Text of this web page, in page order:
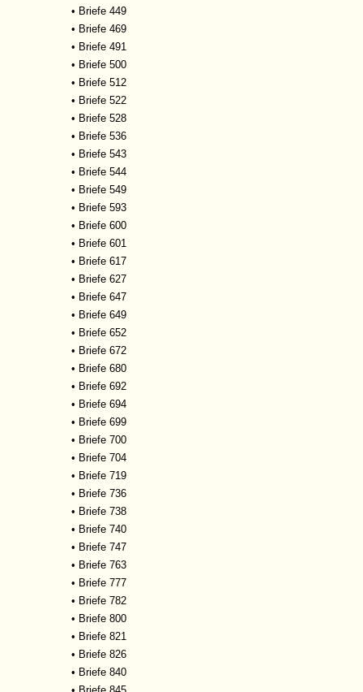
• Briefe 449
• Briefe 469
• Briefe 491
• Briefe 500
• Briefe 512
• Briefe 522
• Briefe 528
• Briefe 536
• Briefe 543
• Briefe 544
• Briefe 549
• Briefe 593
• Briefe 600
• Briefe 601
• Briefe 617
• Briefe 627
• Briefe 647
• Briefe 649
• Briefe 652
• Briefe 672
• Briefe 680
• Briefe 692
• Briefe 694
• Briefe 699
• Briefe 700
• Briefe 704
• Briefe 719
• Briefe 736
• Briefe 738
• Briefe 740
• Briefe 747
• Briefe 763
• Briefe 777
• Briefe 782
• Briefe 800
• Briefe 821
• Briefe 826
• Briefe 840